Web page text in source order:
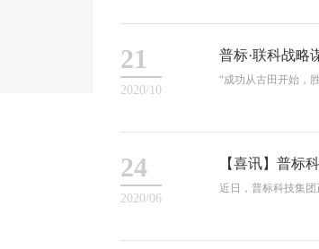
21
2020/10
普标·联科战略
“成功从古田开始，
24
2020/06
【喜讯】普标
近日，普标科技集